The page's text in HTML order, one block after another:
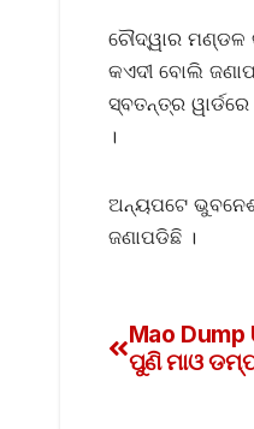
ଚୌଦ୍ୱାର ମଣ୍ଡଳ
କଏଦୀ ବୋଲି
ସ୍ବତନ୍ତ୍ର
।
ଅନ୍ୟପଟେ
ଜଣାପଡିଛି ।
Mao
ପୁଣି ମାଓ